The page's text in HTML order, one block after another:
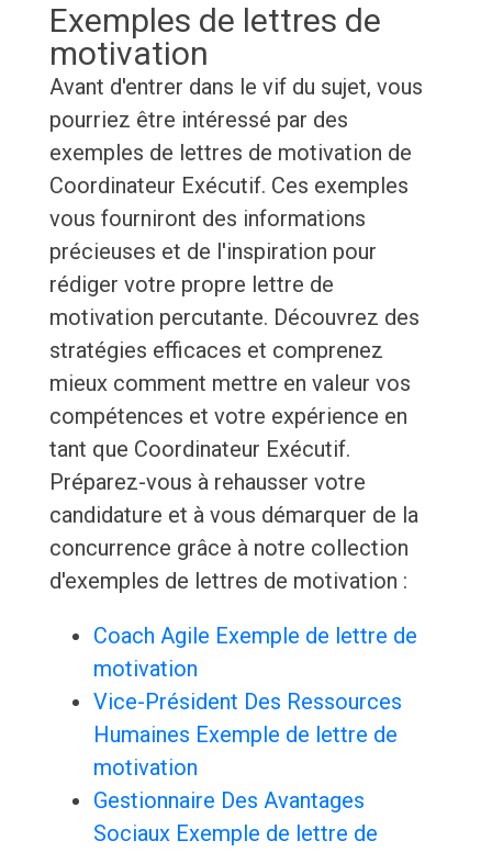
Exemples de lettres de
motivation
Avant d'entrer dans le vif du sujet, vous
pourriez être intéressé par des
exemples de lettres de motivation de
Coordinateur Exécutif. Ces exemples
vous fourniront des informations
précieuses et de l'inspiration pour
rédiger votre propre lettre de
motivation percutante. Découvrez des
stratégies efficaces et comprenez
mieux comment mettre en valeur vos
compétences et votre expérience en
tant que Coordinateur Exécutif.
Préparez-vous à rehausser votre
candidature et à vous démarquer de la
concurrence grâce à notre collection
d'exemples de lettres de motivation :
Coach Agile Exemple de lettre de
motivation
Vice-Président Des Ressources
Humaines Exemple de lettre de
motivation
Gestionnaire Des Avantages
Sociaux Exemple de lettre de